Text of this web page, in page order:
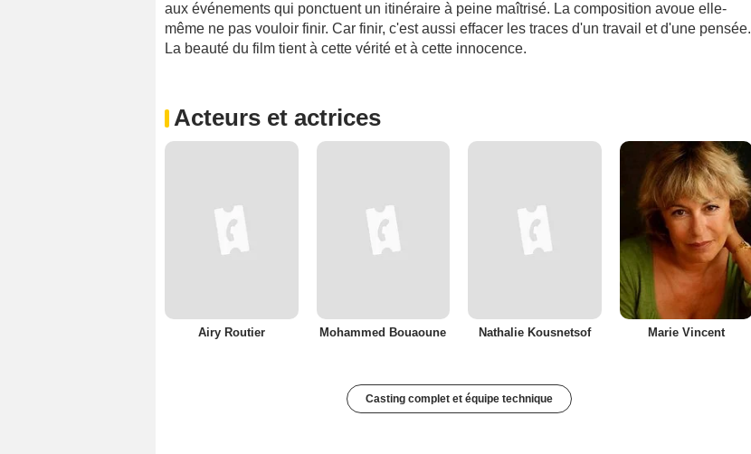
aux événements qui ponctuent un itinéraire à peine maîtrisé. La composition avoue elle-
même ne pas vouloir finir. Car finir, c'est aussi effacer les traces d'un travail et d'une pensée.
La beauté du film tient à cette vérité et à cette innocence.
Acteurs et actrices
Airy Routier Mohammed Bouaoune Nathalie Kousnetsof Marie Vincent
Casting complet et équipe technique